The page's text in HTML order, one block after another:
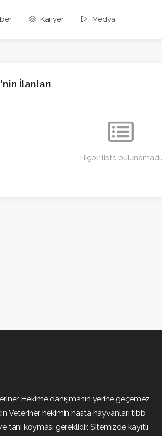
Kariyer Medya
İlanları
Hiçbir liste bulunamadı.
Hekime danışmanın yerine geçemez.
Veteriner hekimin hasta hayvanları tıbbi
koyması gereklidir. Sitemizde kayıtlı